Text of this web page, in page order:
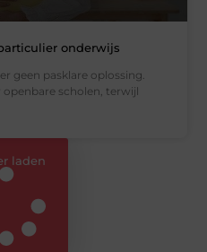
onderwijs
geen pasklare oplossing.
scholen, terwijl
laden